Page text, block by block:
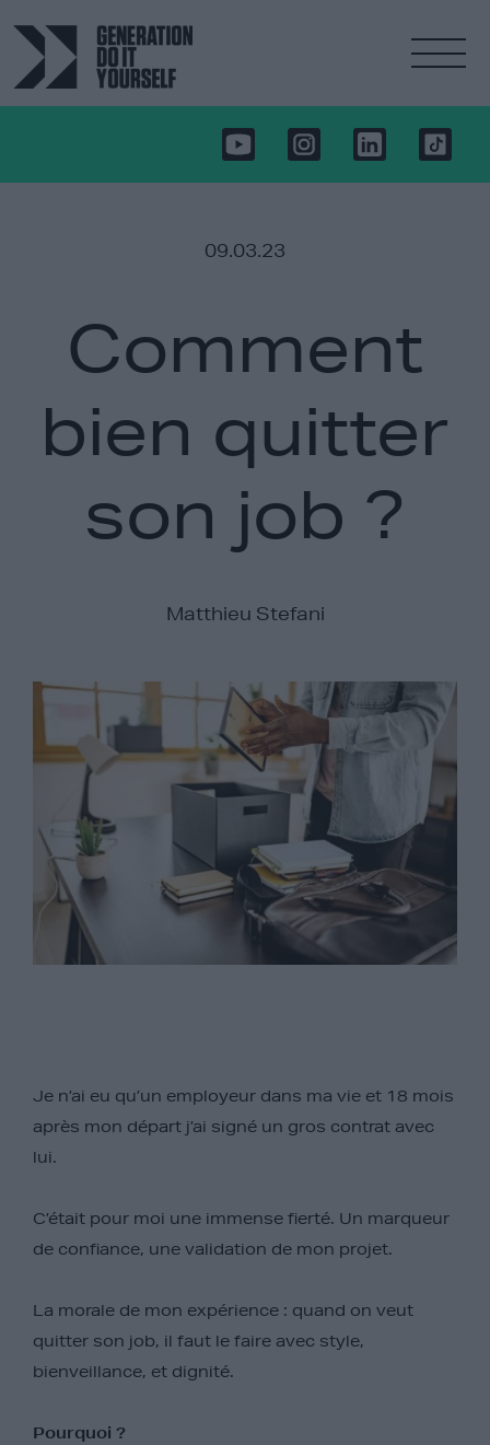
09.03.23
Comment
bien quitter
son job ?
Matthieu Stefani
Je n’ai eu qu’un employeur dans ma vie et 18 mois
après mon départ j’ai signé un gros contrat avec
lui.
C’était pour moi une immense fierté. Un marqueur
de confiance, une validation de mon projet.
La morale de mon expérience : quand on veut
quitter son job, il faut le faire avec style,
bienveillance, et dignité.
Pourquoi ?